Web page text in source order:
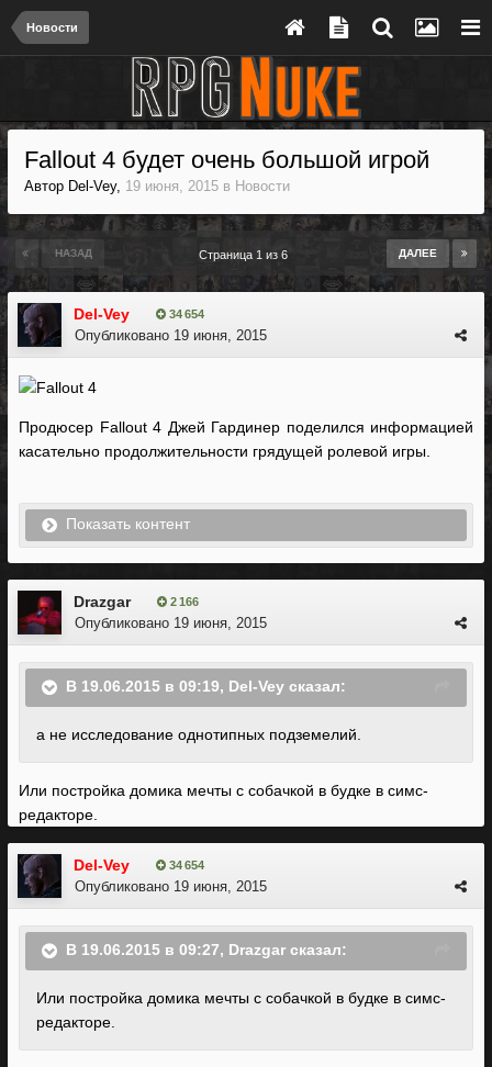
Новости
Fallout 4 будет очень большой игрой
Автор Del-Vey, 19 июня, 2015 в Новости
НАЗАД ДАЛЕЕ
Страница 1 из 6
Del-Vey 34 654
Опубликовано 19 июня, 2015
Продюсер Fallout 4 Джей Гардинер поделился информацией
касательно продолжительности грядущей ролевой игры.
Показать контент
Drazgar 2 166
Опубликовано 19 июня, 2015
В 19.06.2015 в 09:19, Del-Vey сказал:
а не исследование однотипных подземелий.
Или постройка домика мечты с собачкой в будке в симс-
редакторе.
Del-Vey 34 654
Опубликовано 19 июня, 2015
В 19.06.2015 в 09:27, Drazgar сказал:
Или постройка домика мечты с собачкой в будке в симс-
редакторе.